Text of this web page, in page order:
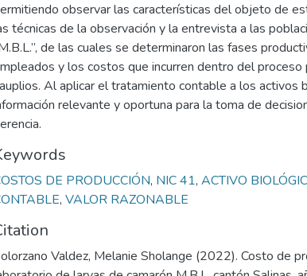
observar las características del objeto de
técnicas de la observación y la entrevista a las
de las cuales se determinaron las fases
y los costos que incurren dentro del
Al aplicar el tratamiento contable a los activos
relevante y oportuna para la toma de
DE PRODUCCIÓN, NIC 41, ACTIVO
, VALOR RAZONABLE
Valdez, Melanie Sholange (2022). Costo de